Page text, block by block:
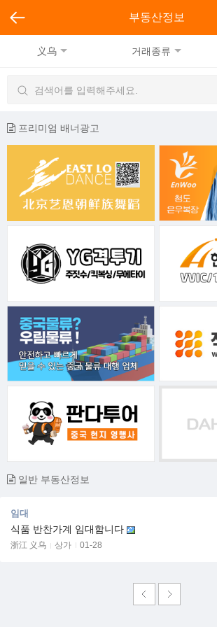
부동산정보
义乌 거래종류
프리미엄 배너광고
일반 부동산정보
임대
식품 반찬가계 임대함니다
浙江 义乌 상가 01-28